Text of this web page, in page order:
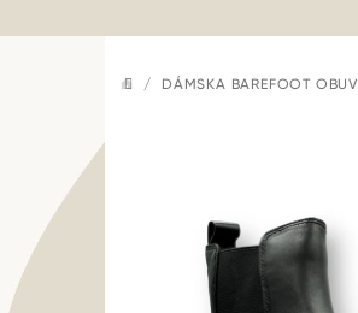
DOMOV
/ DÁMSKA BAREFOOT OBUV